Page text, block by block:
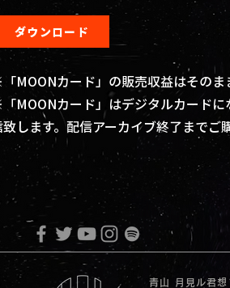
ダウンロード
MOONカード」の販売収益はそのま
MOONカード」はデジタルカード
します。 配信アーカイブ終了までご
青山 月見ル君